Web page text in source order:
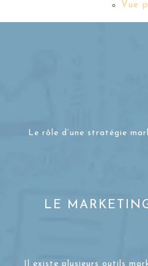
Vue
Le rôle d’une stratégie
LE
Il existe plusieurs outils